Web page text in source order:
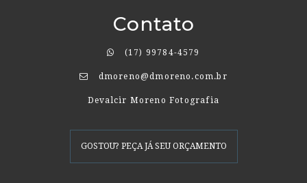
Contato
(17) 99784-4579
dmoreno@dmoreno.com.br
Devalcir Moreno Fotografia
GOSTOU? PEÇA JÁ SEU ORÇAMENTO